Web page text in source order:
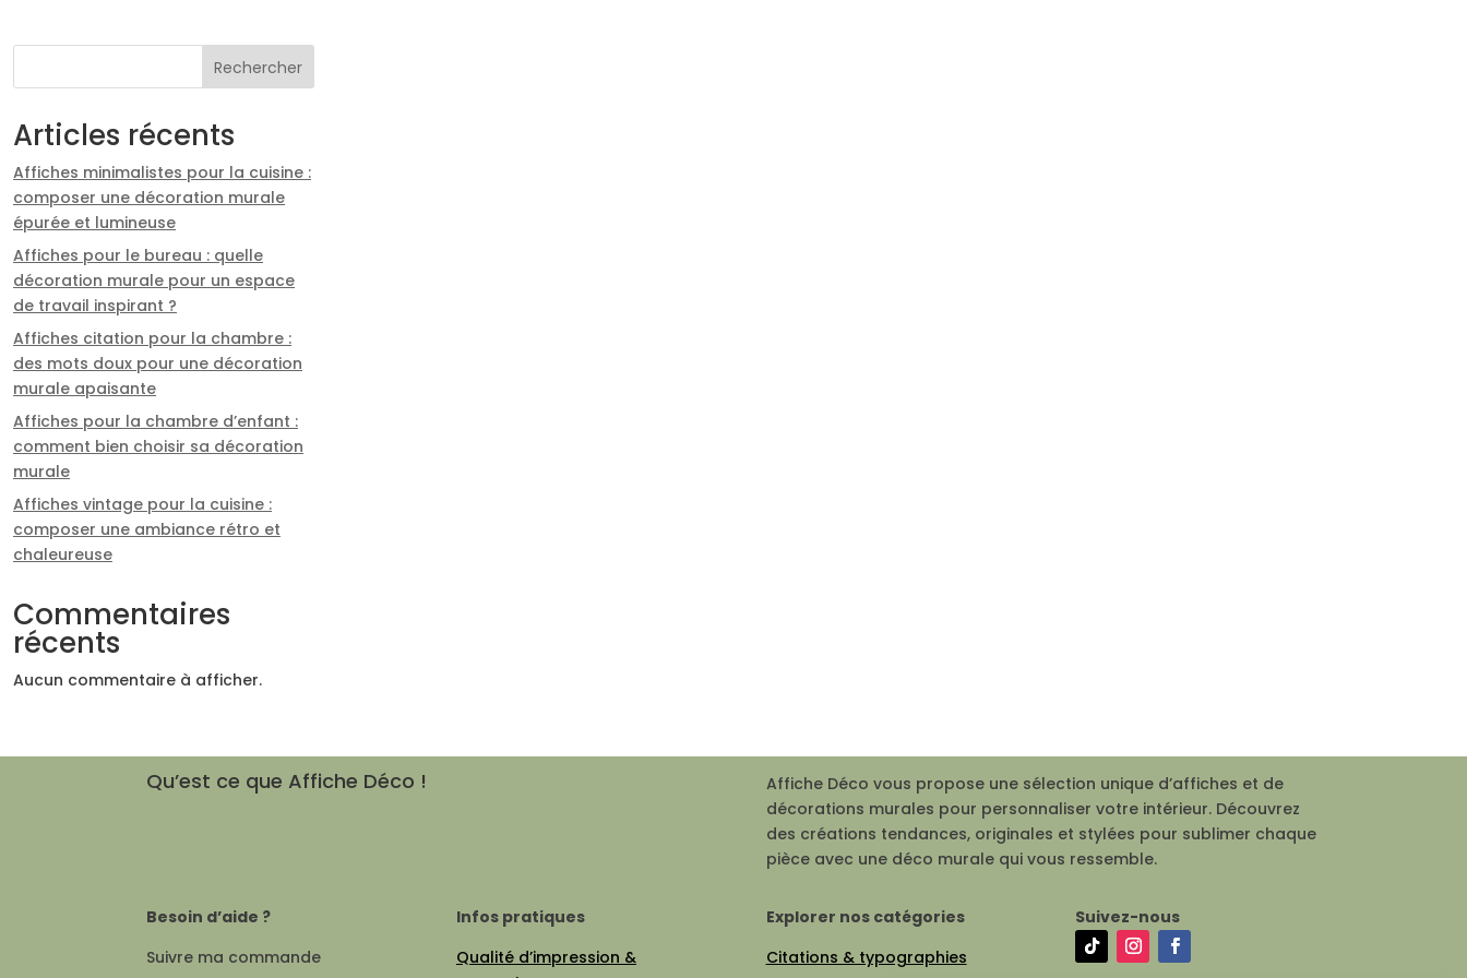
Rechercher
Articles récents
Affiches minimalistes pour la cuisine :
composer une décoration murale
épurée et lumineuse
Affiches pour le bureau : quelle
décoration murale pour un espace
de travail inspirant ?
Affiches citation pour la chambre :
des mots doux pour une décoration
murale apaisante
Affiches pour la chambre d’enfant :
comment bien choisir sa décoration
murale
Affiches vintage pour la cuisine :
composer une ambiance rétro et
chaleureuse
Commentaires
récents
Aucun commentaire à afficher.
Qu’est ce que Affiche Déco !
Affiche Déco vous propose une sélection unique d’affiches et de
décorations murales pour personnaliser votre intérieur. Découvrez
des créations tendances, originales et stylées pour sublimer chaque
pièce avec une déco murale qui vous ressemble.
Besoin d’aide ?
Suivre ma commande
Infos pratiques
Qualité d’impression &
Explorer nos catégories
Citations & typographies
Suivez-nous